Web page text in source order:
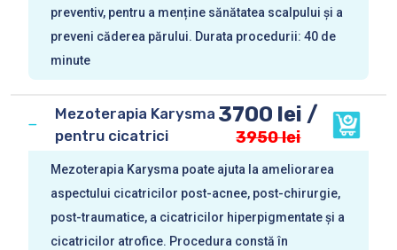
preventiv, pentru a menține sănătatea scalpului și a
preveni căderea părului. Durata procedurii: 40 de
minute
Mezoterapia Karysma
pentru cicatrici
3700 lei /
3950 lei
Mezoterapia Karysma poate ajuta la ameliorarea
aspectului cicatricilor post-acnee, post-chirurgie,
post-traumatice, a cicatricilor hiperpigmentate și a
cicatricilor atrofice. Procedura constă în